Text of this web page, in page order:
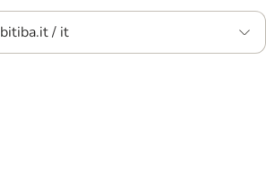
bitiba.it / it